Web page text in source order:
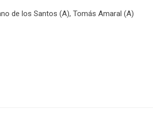
de los Santos (A), Tomás Amaral (A)